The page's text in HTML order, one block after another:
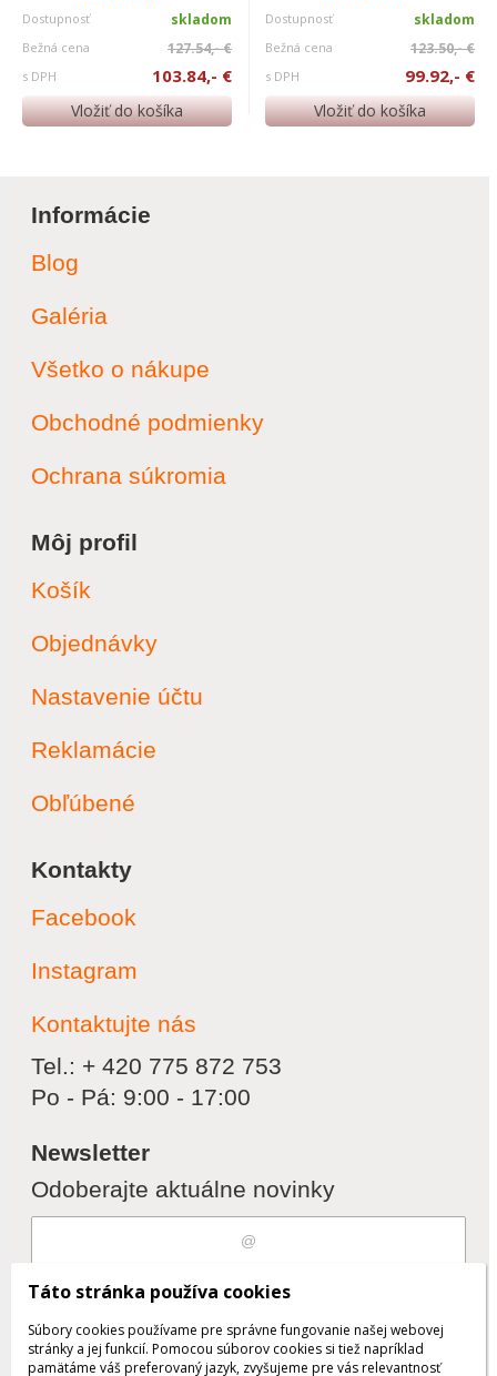
Dostupnosť skladom
Bežná cena 127.54,- €
s DPH 103.84,- €
Vložiť do košíka
Dostupnosť skladom
Bežná cena 123.50,- €
s DPH 99.92,- €
Vložiť do košíka
Informácie
Blog
Galéria
Všetko o nákupe
Obchodné podmienky
Ochrana súkromia
Môj profil
Košík
Objednávky
Nastavenie účtu
Reklamácie
Obľúbené
Kontakty
Facebook
Instagram
Kontaktujte nás
Tel.: + 420 775 872 753
Po - Pá: 9:00 - 17:00
Newsletter
Odoberajte aktuálne novinky
Súhlasím sspracovaním osobných
údajov
Táto stránka používa cookies
Súbory cookies používame pre správne fungovanie našej webovej
stránky a jej funkcií. Pomocou súborov cookies si tiež napríklad
pamätáme váš preferovaný jazyk, zvyšujeme pre vás relevantnosť